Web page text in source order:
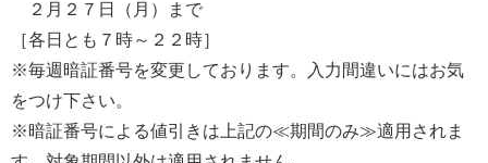
２月２７日（月）まで
［各日とも７時～２２時］
※毎週暗証番号を変更しております。入力間違いにはお気
をつけ下さい。
※暗証番号による値引きは上記の≪期間のみ≫適用されま